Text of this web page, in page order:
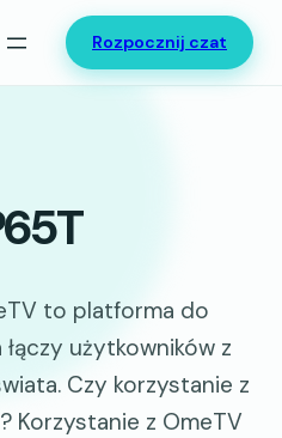
Rozpocznij czat
to platforma do
użytkowników z
Czy korzystanie z
Korzystanie z OmeTV